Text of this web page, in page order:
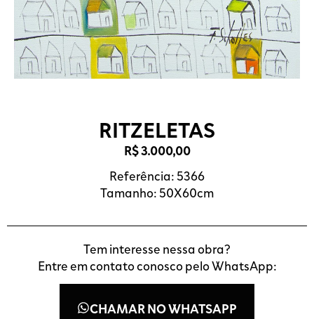
RITZELETAS
R$3.000,00
Referência: 5366
Tamanho: 50X60cm
Tem interesse nessa obra?
Entre em contato conosco pelo WhatsApp:
CHAMAR NO WHATSAPP